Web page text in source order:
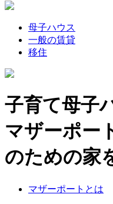
母子ハウス
一般の賃貸
移住
子育て母子
マザーポー
のための家
マザーポートとは